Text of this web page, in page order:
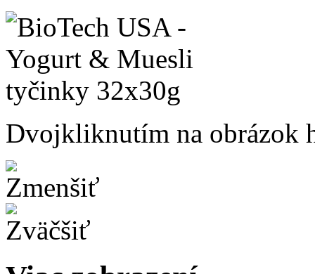
Dvojkliknutím na obrázok